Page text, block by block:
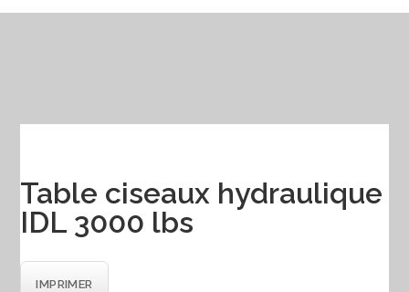
Table ciseaux hydraulique
IDL 3000 lbs
IMPRIMER